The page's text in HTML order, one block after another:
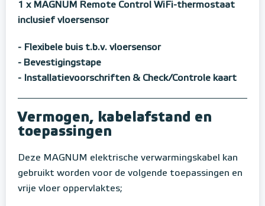
1 x MAGNUM Remote Control WiFi-thermostaat
inclusief vloersensor
- Flexibele buis t.b.v. vloersensor
- Bevestigingstape
- Installatievoorschriften & Check/Controle kaart
Vermogen, kabelafstand en
toepassingen
Deze MAGNUM elektrische verwarmingskabel kan
gebruikt worden voor de volgende toepassingen en
vrije vloer oppervlaktes;